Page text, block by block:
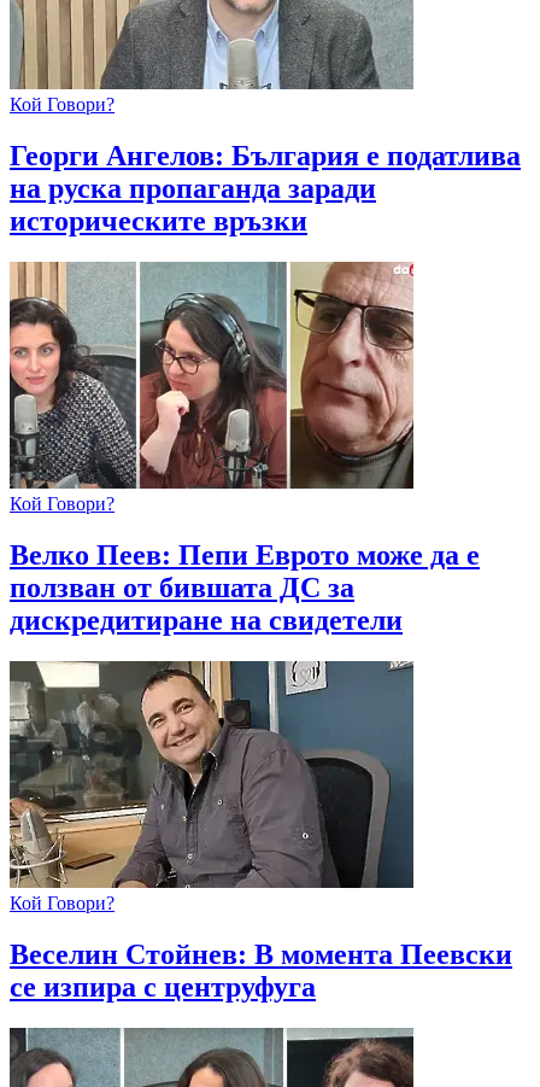
Кой Говори?
Георги Ангелов: България е податлива
на руска пропаганда заради
историческите връзки
Кой Говори?
Велко Пеев: Пепи Еврото може да е
ползван от бившата ДС за
дискредитиране на свидетели
Кой Говори?
Веселин Стойнев: В момента Пеевски
се изпира с центруфуга